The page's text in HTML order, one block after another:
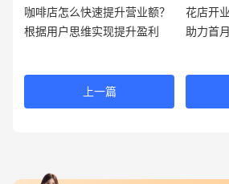
咖啡店怎么快速提升营业额？
根据用户思维实现提升盈利
上一篇
花店开
助力首